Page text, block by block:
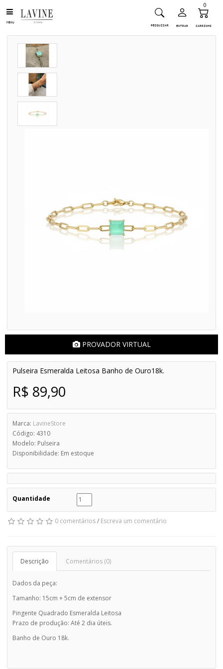
MENU
PESQUISAR ENTRAR CARRINHO
0
PROVADOR VIRTUAL
Pulseira Esmeralda Leitosa Banho de Ouro18k.
R$ 89,90
Marca: LavineStore
Código: 4310
Modelo: Pulseira
Disponibilidade: Em estoque
Quantidade
0 comentários/ Escreva um comentário
Descrição Comentários (0)
Dados da peça:
Tamanho: 15cm + 5cm de extensor
Pingente Quadrado Esmeralda Leitosa
Prazo de produção: Até 2 dia úteis.
Banho de Ouro 18k.